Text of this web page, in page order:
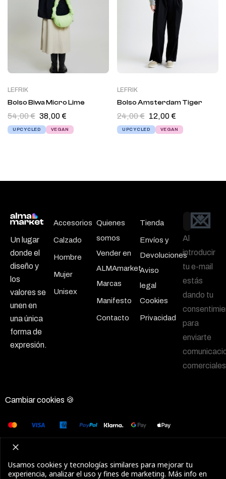
LEFRIK
Bolso Biwa Micro Lime
54,00€ 38,00€
UPCYCLED VEGAN
LEFRIK
Bolso Amsterdam Tiger
24,00€ 12,00€
UPCYCLED VEGAN
Un lugar
donde el
diseño y
los
valores se
unen en
una única
forma de
expresión.
Accesorios
Calzado
Hombre
Mujer
Unisex
Quienes
somos
Vender en
ALMAmarket
Marcas
Manifesto
Contacto
Tienda
Envíos y
Devoluciones
Aviso
legal
Cookies
Privacidad
Email
💌
Al
introducir
tu e-mail
estás
dando tu
para
enviarte
Cambiar cookies 🍪
Usamos cookies y tecnologías similares para mejorar tu
experiencia, analizar el uso y fines de marketing. Más info en